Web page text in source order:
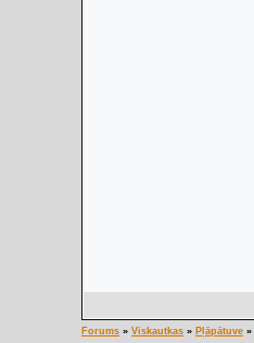
Forums » Viskautkas » Pļāpātuve »